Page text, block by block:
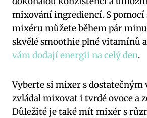
mixování ingrediencí. S pomocí
mixéru můžete během pár
skvělé smoothie plné vitamínů
vám dodají energii na celý den.
Vyberte si mixer s dostatečným
zvládal mixovat i tvrdé ovoce a
Důležité je také mít mixér s